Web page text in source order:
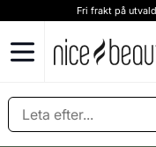
Fri frakt på